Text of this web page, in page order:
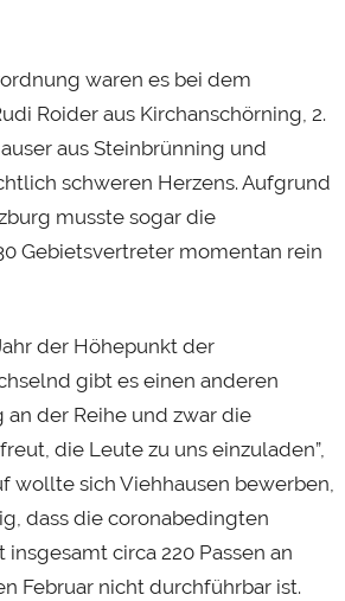
waren es bei dem
Roider aus Kirchanschörning, 2.
aus Steinbrünning und
schweren Herzens. Aufgrund
musste sogar die
Gebietsvertreter momentan rein
der Höhepunkt der
gibt es einen anderen
der Reihe und zwar die
die Leute zu uns einzuladen”,
wollte sich Viehhausen bewerben,
dass die coronabedingten
circa 220 Passen an
Februar nicht durchführbar ist.